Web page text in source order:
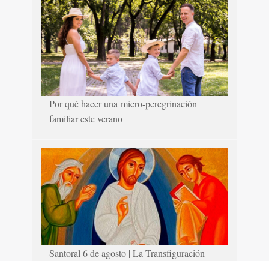
Por qué hacer una micro-peregrinación
familiar este verano
Santoral 6 de agosto | La Transfiguración